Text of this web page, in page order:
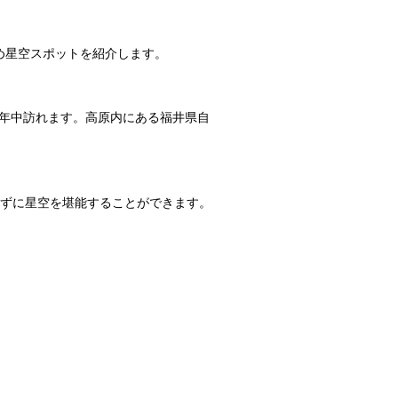
空スポットを紹介します。
中訪れます。高原内にある福井県自
星空を堪能することができます。